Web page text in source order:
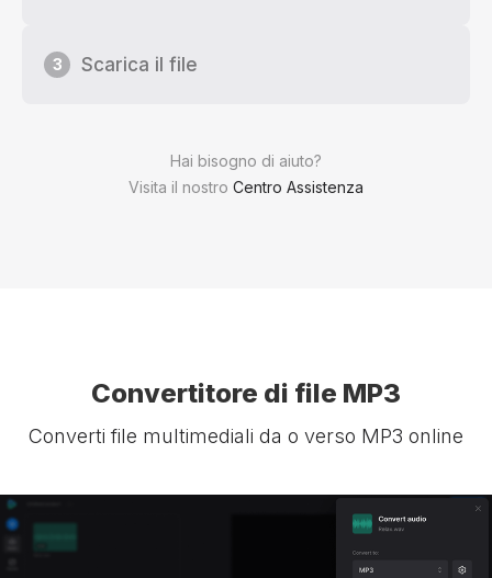
Hai bisogno di aiuto?
Visita il nostro Centro Assistenza
3 Scarica il file
Convertitore di file MP3
Converti file multimediali da o verso MP3 online